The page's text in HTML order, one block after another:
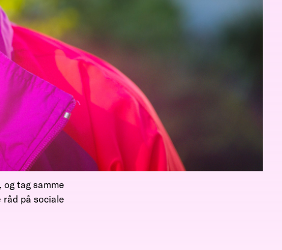
tag samme
på sociale